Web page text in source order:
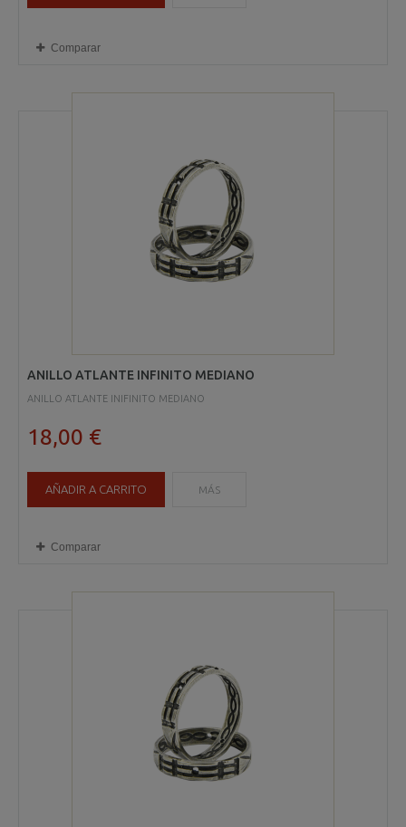
Comparar
ANILLO ATLANTE INFINITO MEDIANO
ANILLO ATLANTE INIFINITO MEDIANO
18,00 €
AÑADIR A CARRITO MÁS
Comparar